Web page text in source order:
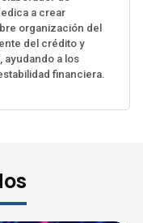
a crear
organización del
del crédito y
ayudando a los
financiera.